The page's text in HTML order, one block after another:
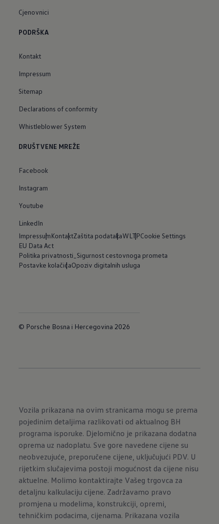
Cjenovnici
PODRŠKA
Kontakt
Impressum
Sitemap
Declarations of conformity
Whistleblower System
DRUŠTVENE MREŽE
Facebook
Instagram
Youtube
LinkedIn
ImpressumKontaktZaštita podatakaWLTPCookie Settings
EU Data Act
Politika privatnosti_Sigurnost cestovnoga prometa
Postavke kolačićaOpoziv digitalnih usluga
© Porsche Bosna i Hercegovina 2026
Vozila prikazana na ovim stranicama mogu se prema
pojedinim detaljima razlikovati od aktualnog BH
programa isporuke. Djelomično je prikazana dodatna
oprema uz nadoplatu. Sve gore navedene cijene su
neobvezujuće, preporučene cijene, uključujući PDV. U
rijetkim slučajevima postoji mogućnost da cijene nisu
aktuelne. Molimo kontaktirajte Vašeg trgovca za
detaljnu kalkulaciju cijene. Zadržavamo pravo
promjena u modelima, konstrukciji, opremi,
tehničkim podacima, cijenama. Prikazana vozila